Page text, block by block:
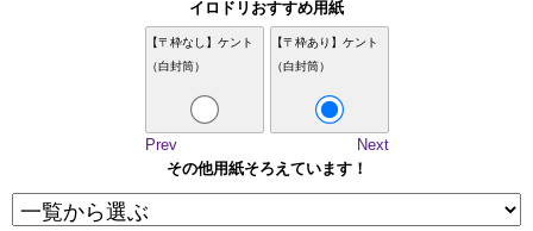
イロドリおすすめ用紙
【〒枠なし】ケント
（白封筒）
【〒枠あり】ケント
（白封筒）
Prev
Next
その他用紙そろえています！